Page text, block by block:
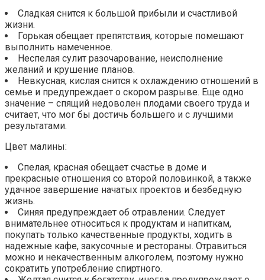
Сладкая снится к большой прибыли и счастливой
жизни.
Горькая обещает препятствия, которые помешают
выполнить намеченное.
Неспелая сулит разочарование, неисполнение
желаний и крушение планов.
Невкусная, кислая снится к охлаждению отношений в
семье и предупреждает о скором разрыве. Еще одно
значение – спящий недоволен плодами своего труда и
считает, что мог бы достичь большего и с лучшими
результатами.
Цвет малины:
Спелая, красная обещает счастье в доме и
прекрасные отношения со второй половинкой, а также
удачное завершение начатых проектов и безбедную
жизнь.
Синяя предупреждает об отравлении. Следует
внимательнее относиться к продуктам и напиткам,
покупать только качественные продукты, ходить в
надежные кафе, закусочные и рестораны. Отравиться
можно и некачественным алкоголем, поэтому нужно
сократить употребление спиртного.